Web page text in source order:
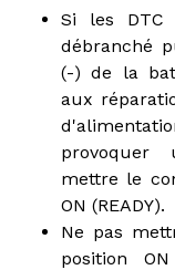
Si les
débranché
(-) de la
aux
provoquer
mettre le
ON (READY).
Ne pas
position